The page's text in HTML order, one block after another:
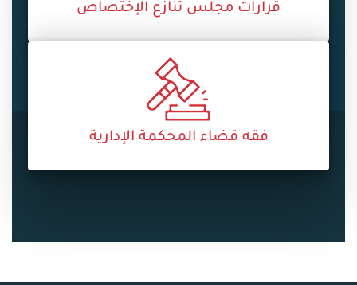
قرارات مجلس تنازع الإختصاص
فقه قضاء المحكمة الإدارية